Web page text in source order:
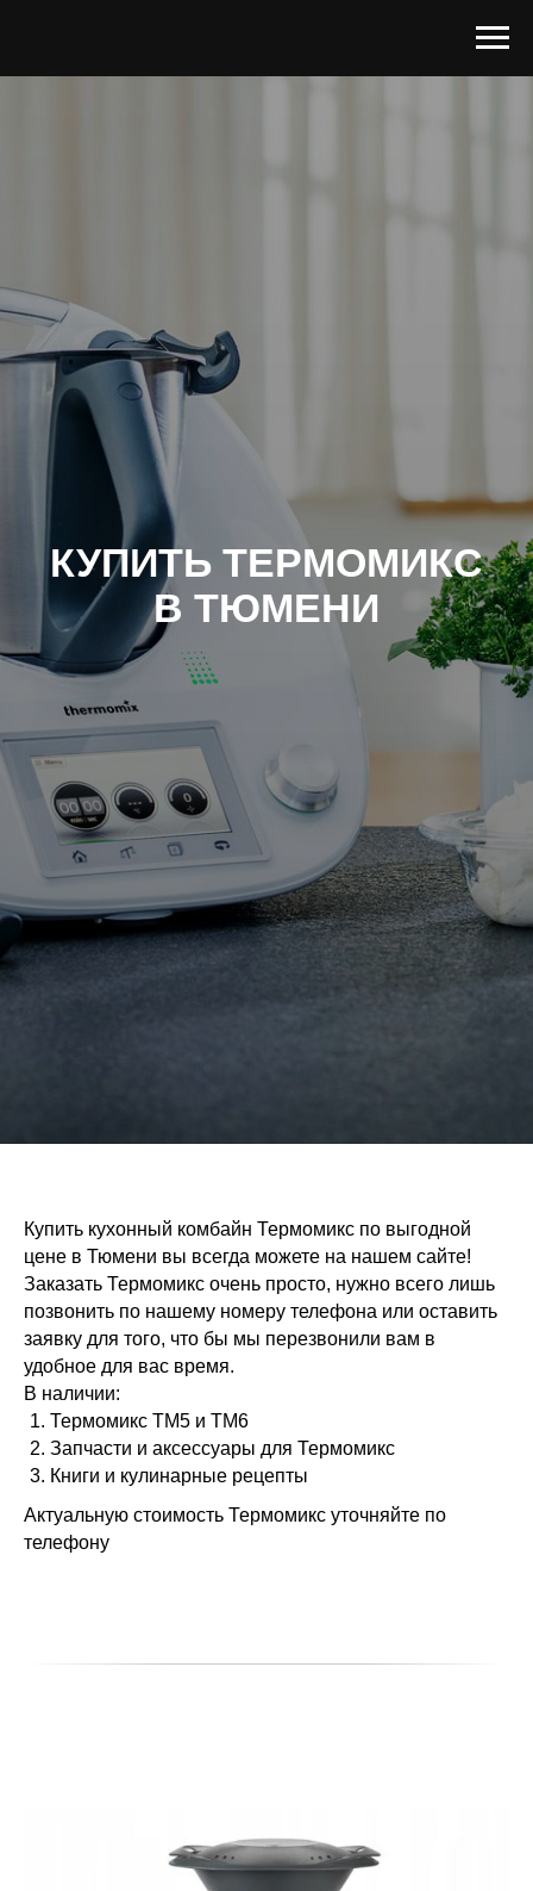
КУПИТЬ ТЕРМОМИКС
В ТЮМЕНИ
Купить кухонный комбайн Термомикс по выгодной
цене в Тюмени вы всегда можете на нашем сайте!
Заказать Термомикс очень просто, нужно всего лишь
позвонить по нашему номеру телефона или оставить
заявку для того, что бы мы перезвонили вам в
удобное для вас время.
В наличии:
Термомикс ТМ5 и ТМ6
Запчасти и аксессуары для Термомикс
Книги и кулинарные рецепты
Актуальную стоимость Термомикс уточняйте по
телефону